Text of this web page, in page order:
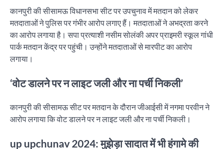
कानपुरी की सीसामऊ विधानसभा सीट पर उपचुनाव में मतदान को लेकर
मतदाताओं ने पुलिस पर गंभीर आरोप लगाए हैं। मतदाताओं ने अभद्रता करने
का आरोप लगाया है। सपा प्रत्याशी नसीम सोलंकी अपर प्राइमरी स्कूल गांधी
पार्क मतदान केंद्र पर पहुंची। उन्होंने मतदाताओं से मारपीट का आरोप
लगाया।
‘वोट डालने पर न लाइट जली और ना पर्ची निकली’
कानपुरी की सीसामऊ सीट पर मतदान के दौरान जीआईसी में नगमा परवीन ने
आरोप लगाया कि वोट डालने पर न लाइट जली और ना पर्ची निकली।
up upchunav 2024: मुझेड़ा सादात में भी हंगामे की